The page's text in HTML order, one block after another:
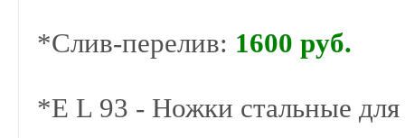
*Слив-перелив: 1600 руб.
*E L 93 - Ножки стальные